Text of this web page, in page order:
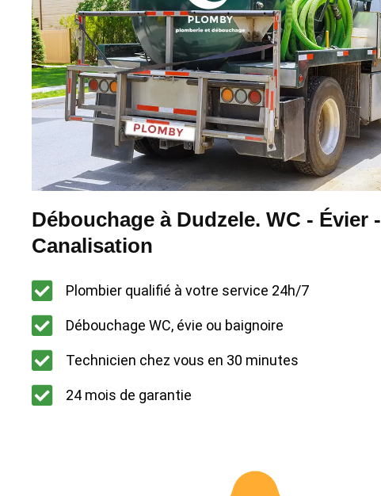
Débouchage à Dudzele. WC - Évier -
Canalisation
Plombier qualifié à votre service 24h/7
Débouchage WC, évie ou baignoire
Technicien chez vous en 30 minutes
24 mois de garantie